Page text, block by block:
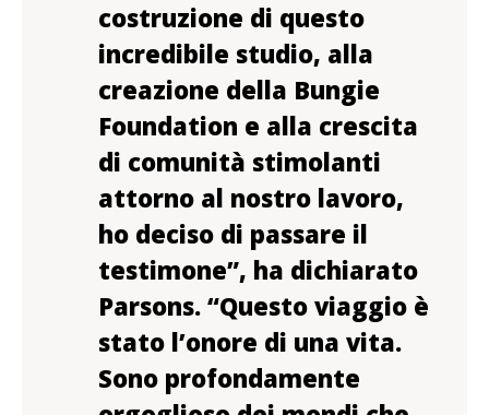
costruzione di questo
incredibile studio, alla
creazione della Bungie
Foundation e alla crescita
di comunità stimolanti
attorno al nostro lavoro,
ho deciso di passare il
testimone”, ha dichiarato
Parsons. “Questo viaggio è
stato l’onore di una vita.
Sono profondamente